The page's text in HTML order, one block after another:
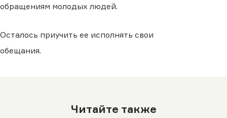
обращениям молодых людей.
Осталось приучить ее исполнять свои
обещания.
Читайте также